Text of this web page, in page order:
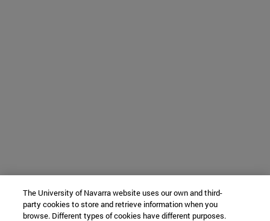
The University of Navarra website uses our own and third-
party cookies to store and retrieve information when you
browse. Different types of cookies have different purposes.